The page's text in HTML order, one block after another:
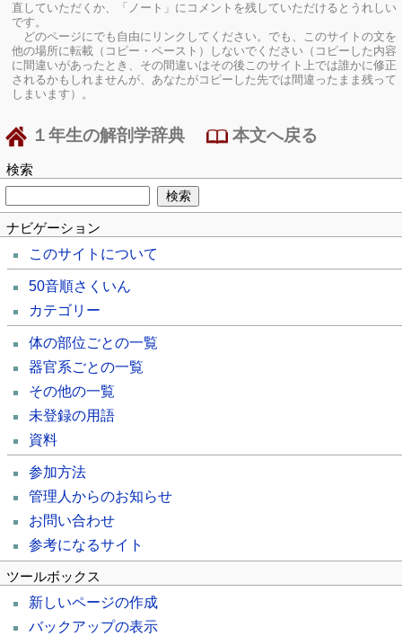
直していただくか、「ノート」にコメントを残していただけるとうれしい
です。
どのページにでも自由にリンクしてください。でも、このサイトの文を
他の場所に転載（コピー・ペースト）しないでください（コピーした内容
に間違いがあったとき、その間違いはその後このサイト上では誰かに修正
されるかもしれませんが、あなたがコピーした先では間違ったまま残って
しまいます）。
１年生の解剖学辞典 本文へ戻る
検索
ナビゲーション
このサイトについて
50音順さくいん
カテゴリー
体の部位ごとの一覧
器官系ごとの一覧
その他の一覧
未登録の用語
資料
参加方法
管理人からのお知らせ
お問い合わせ
参考になるサイト
ツールボックス
新しいページの作成
バックアップの表示